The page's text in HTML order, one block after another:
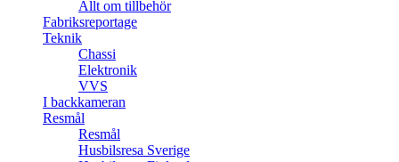
Allt om tillbehör
Fabriksreportage
Teknik
Chassi
Elektronik
VVS
I backkameran
Resmål
Resmål
Husbilsresa Sverige